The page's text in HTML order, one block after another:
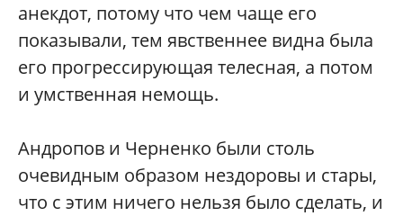
анекдот, потому что чем чаще его
показывали, тем явственнее видна была
его прогрессирующая телесная, а потом
и умственная немощь.
Андропов и Черненко были столь
очевидным образом нездоровы и стары,
что с этим ничего нельзя было сделать, и